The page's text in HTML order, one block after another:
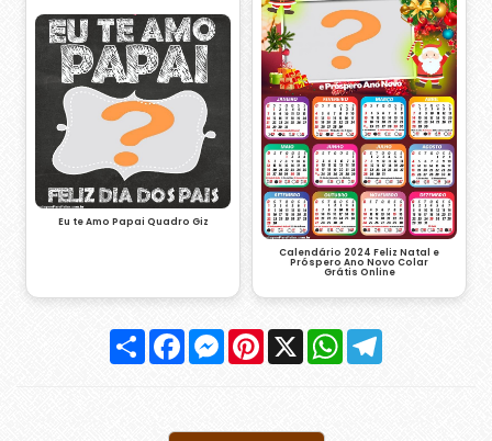
Eu te Amo Papai Quadro Giz
Calendário 2024 Feliz Natal e
Próspero Ano Novo Colar
Grátis Online
Compartilhar
FacebookMessenger
Pinterest
X WhatsApp